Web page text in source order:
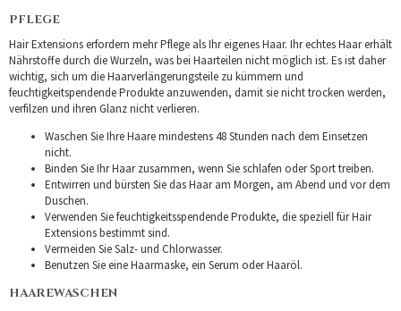
PFLEGE
Hair Extensions erfordern mehr Pflege als Ihr eigenes Haar. Ihr echtes Haar erhält
Nährstoffe durch die Wurzeln, was bei Haarteilen nicht möglich ist. Es ist daher
wichtig, sich um die Haarverlängerungsteile zu kümmern und
feuchtigkeitspendende Produkte anzuwenden, damit sie nicht trocken werden,
verfilzen und ihren Glanz nicht verlieren.
Waschen Sie Ihre Haare mindestens 48 Stunden nach dem Einsetzen
nicht.
Binden Sie Ihr Haar zusammen, wenn Sie schlafen oder Sport treiben.
Entwirren und bürsten Sie das Haar am Morgen, am Abend und vor dem
Duschen.
Verwenden Sie feuchtigkeitsspendende Produkte, die speziell für Hair
Extensions bestimmt sind.
Vermeiden Sie Salz- und Chlorwasser.
Benutzen Sie eine Haarmaske, ein Serum oder Haaröl.
HAAREWASCHEN